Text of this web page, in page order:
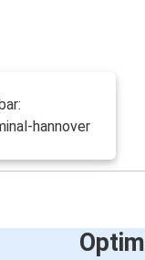
hannover